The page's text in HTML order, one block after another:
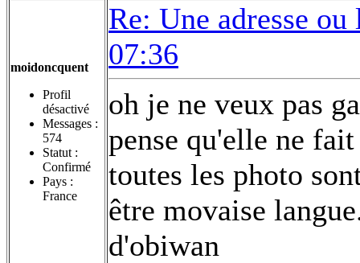
moidoncquent
Profil
désactivé
Messages :
574
Statut :
Confirmé
Pays :
France
Re: Une adresse
07:36
oh je ne veux pas
pense qu'elle ne
toutes les photo
être movaise
d'obiwan